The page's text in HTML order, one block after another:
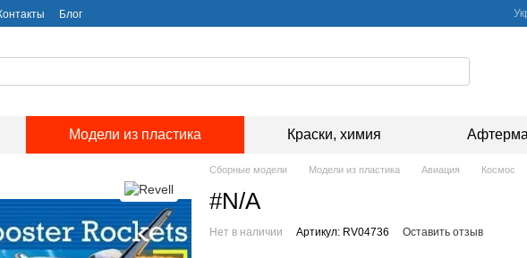
Блог
Модели из пластика Краски, химия
Сборные модели Модели из пластика Авиация Космос
#N/A
Нет в наличии Артикул: RV04736 Оставить отзыв